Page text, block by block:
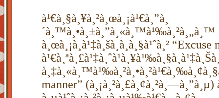
à¹€à¸§à¸¥à¸²à¸œà¸¡à¹€à¸”à¸
´à¸™à¸•à¸±à¸”à¸«à¸™à¹‰à¸²à¸„à¸™
à¸œà¸¡à¸à¹‡à¸šà¸­à¸à¸§à¹ˆà¸² “Excuse
manner” (à¸¡à¸²à¸£à¸¢à¸²à¸—à¸”à¸µ)